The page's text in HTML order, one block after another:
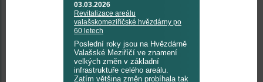
03.03.2026
Revitalizace areálu
valašskomeziříčské hvězdárny po
60 letech
Poslední roky jsou na Hvězdárně
Valašské Meziříčí ve znamení
velkých změn v základní
infrastruktuře celého areálu.
Zatím většina změn probíhala tak